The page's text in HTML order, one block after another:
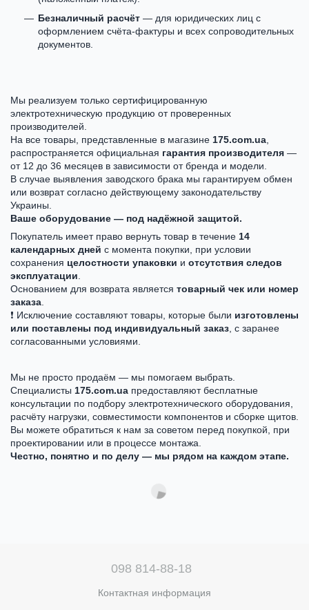
Безналичный расчёт — для юридических лиц с
оформлением счёта-фактуры и всех сопроводительных
документов.
Мы реализуем только сертифицированную
электротехническую продукцию от проверенных
производителей.
На все товары, представленные в магазине 175.com.ua
распространяется официальная гарантия производителя —
от 12 до 36 месяцев в зависимости от бренда и модели.
В случае выявления заводского брака мы гарантируем обмен
или возврат согласно действующему законодательству
Украины.
Ваше оборудование — под надёжной защитой.
Покупатель имеет право вернуть товар в течение 14
календарных дней с момента покупки, при условии
сохранения целостности упаковки и отсутствия следов
эксплуатации
Основанием для возврата является товарный чек или номер
заказа
❗ Исключение составляют товары, которые были изготовлены
или поставлены под индивидуальный заказ , с заранее
согласованными условиями.
Мы не просто продаём — мы помогаем выбрать.
Специалисты 175.com.ua предоставляют бесплатные
консультации по подбору электротехнического оборудования,
расчёту нагрузки, совместимости компонентов и сборке щитов.
Вы можете обратиться к нам за советом перед покупкой, при
проектировании или в процессе монтажа.
Честно, понятно и по делу — мы рядом на каждом этапе.
098 814-88-18
Контактная информация